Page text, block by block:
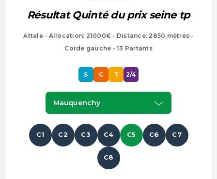
Résultat Quinté du prix seine tp
Attele - Allocation: 21000€ - Distance: 2850 mètres -
Corde gauche - 13 Partants
S C T 2/4
Mauquenchy
C1 C2 C3 C4 C5 C6 C7
C8